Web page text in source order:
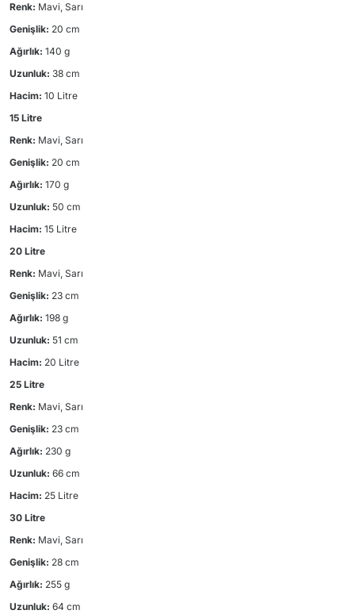
Renk: Mavi, Sarı
Genişlik: 20 cm
Ağırlık: 140 g
Uzunluk: 38 cm
Hacim: 10 Litre
15 Litre
Renk: Mavi, Sarı
Genişlik: 20 cm
Ağırlık: 170 g
Uzunluk: 50 cm
Hacim: 15 Litre
20 Litre
Renk: Mavi, Sarı
Genişlik: 23 cm
Ağırlık: 198 g
Uzunluk: 51 cm
Hacim: 20 Litre
25 Litre
Renk: Mavi, Sarı
Genişlik: 23 cm
Ağırlık: 230 g
Uzunluk: 66 cm
Hacim: 25 Litre
30 Litre
Renk: Mavi, Sarı
Genişlik: 28 cm
Ağırlık: 255 g
Uzunluk: 64 cm